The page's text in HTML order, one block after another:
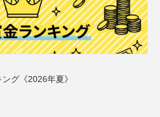
グ《2026年夏》